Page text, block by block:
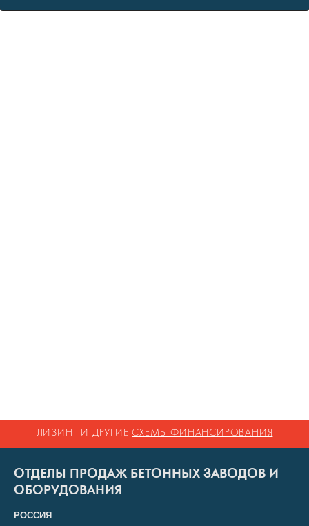
ЛИЗИНГ И ДРУГИЕ СХЕМЫ ФИНАНСИРОВАНИЯ
ОТДЕЛЫ ПРОДАЖ БЕТОННЫХ ЗАВОДОВ И
ОБОРУДОВАНИЯ
РОССИЯ